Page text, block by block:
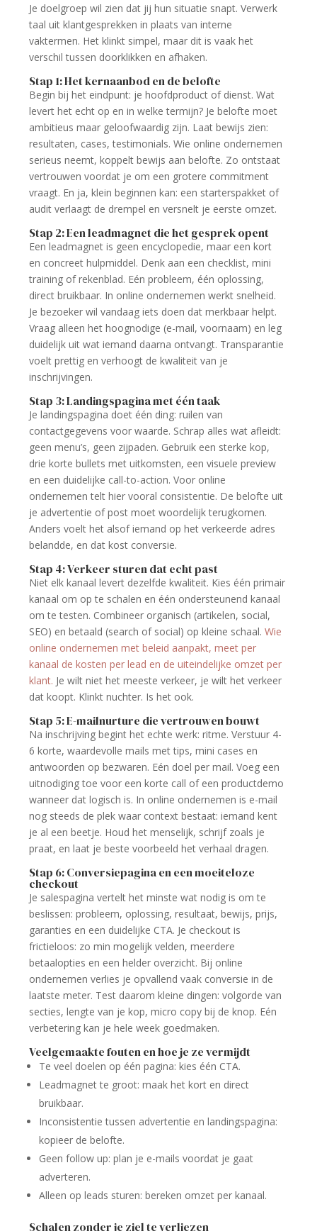
Je doelgroep wil zien dat jij hun situatie snapt. Verwerk
taal uit klantgesprekken in plaats van interne
vaktermen. Het klinkt simpel, maar dit is vaak het
verschil tussen doorklikken en afhaken.
Stap 1: Het kernaanbod en de belofte
Begin bij het eindpunt: je hoofdproduct of dienst. Wat
levert het echt op en in welke termijn? Je belofte moet
ambitieus maar geloofwaardig zijn. Laat bewijs zien:
resultaten, cases, testimonials. Wie online ondernemen
serieus neemt, koppelt bewijs aan belofte. Zo ontstaat
vertrouwen voordat je om een grotere commitment
vraagt. En ja, klein beginnen kan: een starterspakket of
audit verlaagt de drempel en versnelt je eerste omzet.
Stap 2: Een leadmagnet die het gesprek opent
Een leadmagnet is geen encyclopedie, maar een kort
en concreet hulpmiddel. Denk aan een checklist, mini
training of rekenblad. Eén probleem, één oplossing,
direct bruikbaar. In online ondernemen werkt snelheid.
Je bezoeker wil vandaag iets doen dat merkbaar helpt.
Vraag alleen het hoognodige (e-mail, voornaam) en leg
duidelijk uit wat iemand daarna ontvangt. Transparantie
voelt prettig en verhoogt de kwaliteit van je
inschrijvingen.
Stap 3: Landingspagina met één taak
Je landingspagina doet één ding: ruilen van
contactgegevens voor waarde. Schrap alles wat afleidt:
geen menu’s, geen zijpaden. Gebruik een sterke kop,
drie korte bullets met uitkomsten, een visuele preview
en een duidelijke call-to-action. Voor online
ondernemen telt hier vooral consistentie. De belofte uit
je advertentie of post moet woordelijk terugkomen.
Anders voelt het alsof iemand op het verkeerde adres
belandde, en dat kost conversie.
Stap 4: Verkeer sturen dat echt past
Niet elk kanaal levert dezelfde kwaliteit. Kies één primair
kanaal om op te schalen en één ondersteunend kanaal
om te testen. Combineer organisch (artikelen, social,
SEO) en betaald (search of social) op kleine schaal. Wie
online ondernemen met beleid aanpakt, meet per
kanaal de kosten per lead en de uiteindelijke omzet per
klant. Je wilt niet het meeste verkeer, je wilt het verkeer
dat koopt. Klinkt nuchter. Is het ook.
Stap 5: E-mailnurture die vertrouwen bouwt
Na inschrijving begint het echte werk: ritme. Verstuur 4-
6 korte, waardevolle mails met tips, mini cases en
antwoorden op bezwaren. Eén doel per mail. Voeg een
uitnodiging toe voor een korte call of een productdemo
wanneer dat logisch is. In online ondernemen is e-mail
nog steeds de plek waar context bestaat: iemand kent
je al een beetje. Houd het menselijk, schrijf zoals je
praat, en laat je beste voorbeeld het verhaal dragen.
Stap 6: Conversiepagina en een moeiteloze
checkout
Je salespagina vertelt het minste wat nodig is om te
beslissen: probleem, oplossing, resultaat, bewijs, prijs,
garanties en een duidelijke CTA. Je checkout is
frictieloos: zo min mogelijk velden, meerdere
betaalopties en een helder overzicht. Bij online
ondernemen verlies je opvallend vaak conversie in de
laatste meter. Test daarom kleine dingen: volgorde van
secties, lengte van je kop, micro copy bij de knop. Eén
verbetering kan je hele week goedmaken.
Veelgemaakte fouten en hoe je ze vermijdt
Te veel doelen op één pagina: kies één CTA.
Leadmagnet te groot: maak het kort en direct
bruikbaar.
Inconsistentie tussen advertentie en landingspagina:
kopieer de belofte.
Geen follow up: plan je e-mails voordat je gaat
adverteren.
Alleen op leads sturen: bereken omzet per kanaal.
Schalen zonder je ziel te verliezen